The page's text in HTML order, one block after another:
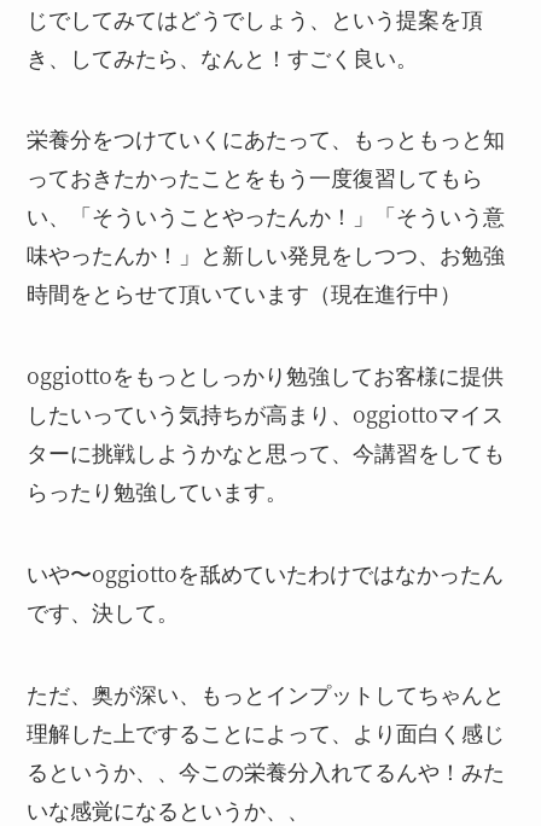
じでしてみてはどうでしょう、という提案を頂
き、してみたら、なんと！すごく良い。
栄養分をつけていくにあたって、もっともっと知
っておきたかったことをもう一度復習してもら
い、「そういうことやったんか！」「そういう意
味やったんか！」と新しい発見をしつつ、お勉強
時間をとらせて頂いています（現在進行中）
oggiottoをもっとしっかり勉強してお客様に提供
したいっていう気持ちが高まり、oggiottoマイス
ターに挑戦しようかなと思って、今講習をしても
らったり勉強しています。
いや〜oggiottoを舐めていたわけではなかったん
です、決して。
ただ、奥が深い、もっとインプットしてちゃんと
理解した上ですることによって、より面白く感じ
るというか、、今この栄養分入れてるんや！みた
いな感覚になるというか、、